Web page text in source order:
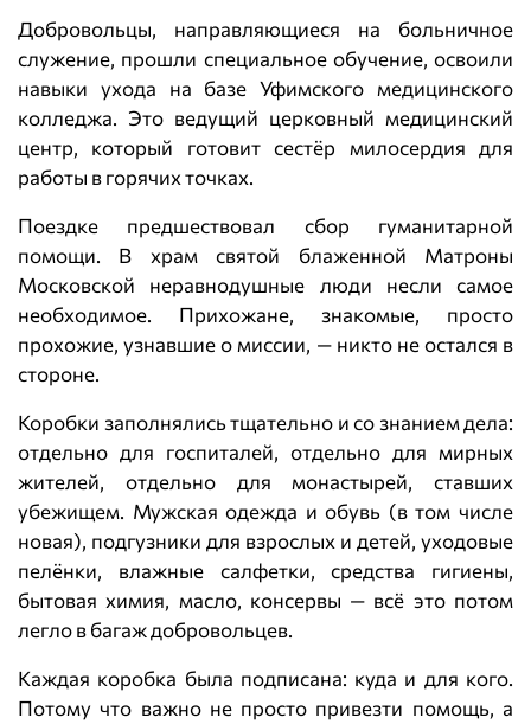
Добровольцы, направляющиеся на больничное
служение, прошли специальное обучение, освоили
навыки ухода на базе Уфимского медицинского
колледжа. Это ведущий церковный медицинский
центр, который готовит сестёр милосердия для
работы в горячих точках.
Поездке предшествовал сбор гуманитарной
помощи. В храм святой блаженной Матроны
Московской неравнодушные люди несли самое
необходимое. Прихожане, знакомые, просто
прохожие, узнавшие о миссии, — никто не остался в
стороне.
Коробки заполнялись тщательно и со знанием дела:
отдельно для госпиталей, отдельно для мирных
жителей, отдельно для монастырей, ставших
убежищем. Мужская одежда и обувь (в том числе
новая), подгузники для взрослых и детей, уходовые
пелёнки, влажные салфетки, средства гигиены,
бытовая химия, масло, консервы — всё это потом
легло в багаж добровольцев.
Каждая коробка была подписана: куда и для кого.
Потому что важно не просто привезти помощь, а